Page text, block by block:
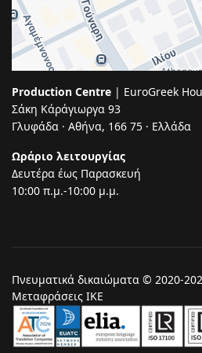
Production Centre | EuroGreek
Σάκη Κάράγιωργα 93
Γλυφάδα · Αθήνα, 166 75 · Ελλάδα
Ωράριο λειτουργίας
Δευτέρα έως Παρασκευή
10:00 π.μ.-10:00 μ.μ.
Πνευματικά δικαιώματα © 2020-
Μεταφράσεις ΙΚΕ